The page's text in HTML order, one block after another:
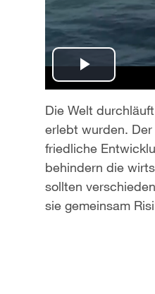
P
l
a
y
V
Die Welt
erlebt wurden.
friedliche
behindern die
sollten
sie gemeinsam